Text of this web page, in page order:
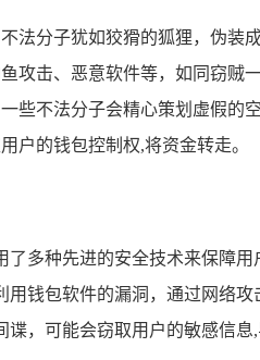
不法分子犹如狡猾的狐狸，伪装
攻击、恶意软件等，如同窃贼
一些不法分子会精心策划虚假的
户的钱包控制权,将资金转走。
了多种先进的安全技术来保障
用钱包软件的漏洞，通过网络
，可能会窃取用户的敏感信息,